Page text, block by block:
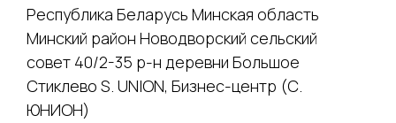
Республика Беларусь Минская область
Минский район Новодворский сельский
совет 40/2-35 р-н деревни Большое
Стиклево S. UNION, Бизнес-центр (С.
ЮНИОН)